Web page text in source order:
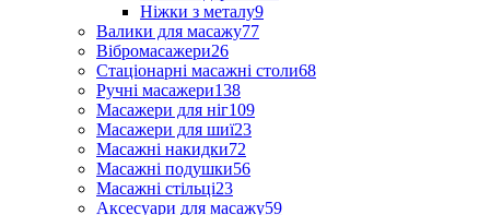
Ніжки з металу9
Валики для масажу77
Вібромасажери26
Стаціонарні масажні столи68
Ручні масажери138
Масажери для ніг109
Масажери для шиї23
Масажні накидки72
Масажні подушки56
Масажні стільці23
Аксесуари для масажу59